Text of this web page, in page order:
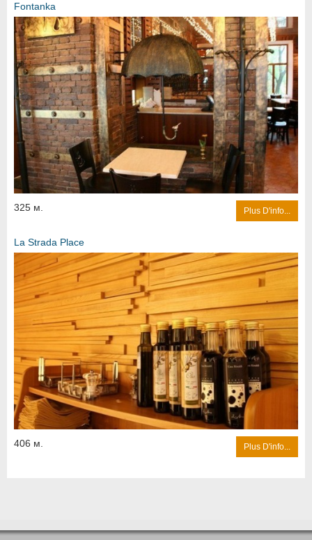
Fontanka
325 м. Plus D'info...
La Strada Place
406 м. Plus D'info...